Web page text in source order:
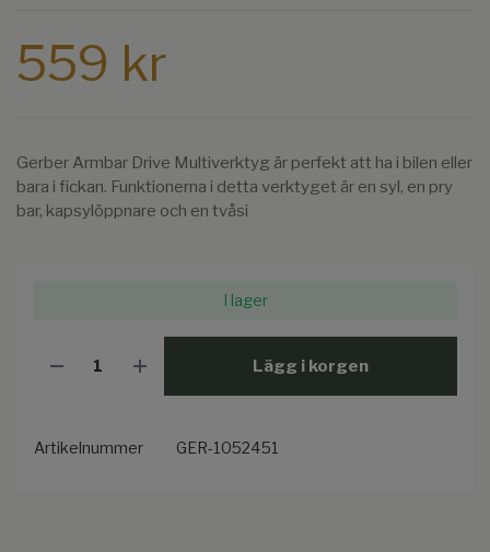
559 kr
Gerber Armbar Drive Multiverktyg är perfekt att ha i bilen eller
bara i fickan. Funktionerna i detta verktyget är en syl, en pry
bar, kapsylöppnare och en tvåsi
I lager
Lägg i korgen
Artikelnummer GER-1052451